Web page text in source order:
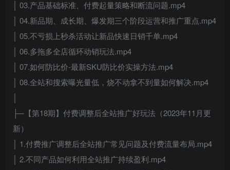
│ 03.产品基础标准、付费起量策略和断流问题.mp4
│ 04.新品期、成长期、爆发期三个阶段运营和推广重点.mp4
│ 05.不亏损上秒杀活动让新品快速日销千单.mp4
│ 06.多拖多全店循环动销玩法.mp4
│ 07.如何防比价-最新SKU防比价实操方法.mp4
│ 08.全站和搜索曝光量低，烧不动拿不到量如何解决.mp4
│
├─【第18期】付费调整后全站推广好玩法（2023年11月更
新）
│ 1.付费推广调整后全站推广常见问题及付费流量布局.mp4
│ 2.不同产品如何利用全站推广持续盈利.mp4